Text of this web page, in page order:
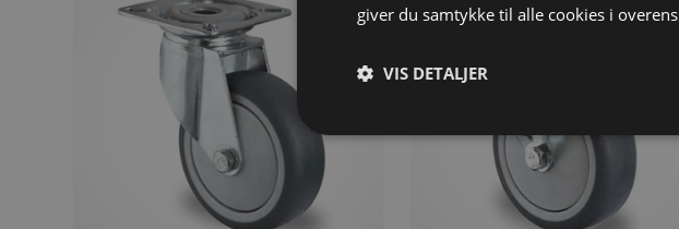
giver du samtykke til alle cookies i
VIS DETALJER